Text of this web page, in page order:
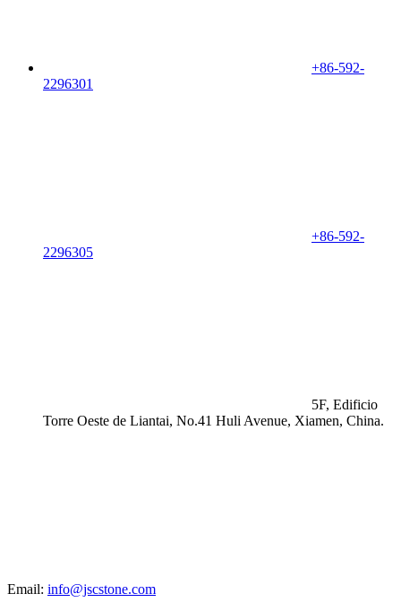
+86-592-
2296301
+86-592-
2296305
5F, Edificio
Torre Oeste de Liantai, No.41 Huli Avenue, Xiamen, China.
Email: info@jscstone.com